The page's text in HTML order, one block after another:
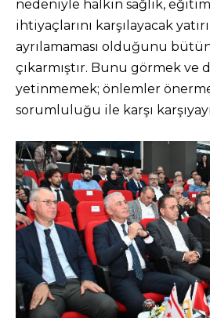
nedeniyle halkın sağlık,
ihtiyaçlarını karşılayacak
ayrılamaması olduğunu bütün
çıkarmıştır. Bunu görmek ve
yetinmemek; önlemler
sorumluluğu ile karşı